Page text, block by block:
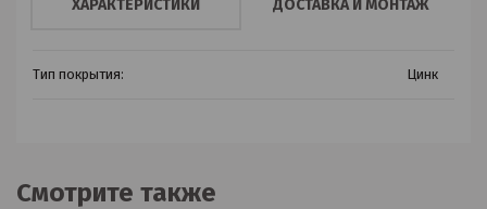
ХАРАКТЕРИСТИКИ ДОСТАВКА И МОНТАЖ
Тип покрытия: Цинк
Смотрите также